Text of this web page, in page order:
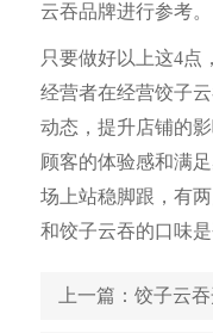
云吞品牌进行参考。
只要做好以上这4点
经营者在经营饺子
动态，提升店铺的
顾客的体验感和满
场上站稳脚跟，有
和饺子云吞的口味
上一篇 ：饺子云